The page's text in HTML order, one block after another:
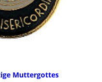
Muttergottes